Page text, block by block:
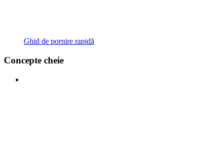
Ghid de pornire rapidă
Concepte cheie